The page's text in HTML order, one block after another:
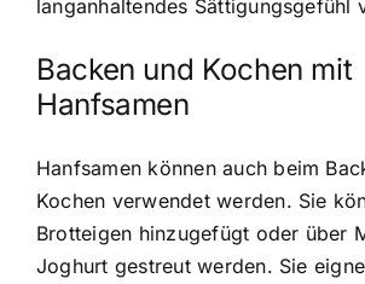
langanhaltendes Sättigungsgefühl
Backen und Kochen mit
Hanfsamen
Hanfsamen können auch beim
Kochen verwendet werden. Sie
Brotteigen hinzugefügt oder über
Joghurt gestreut werden. Sie